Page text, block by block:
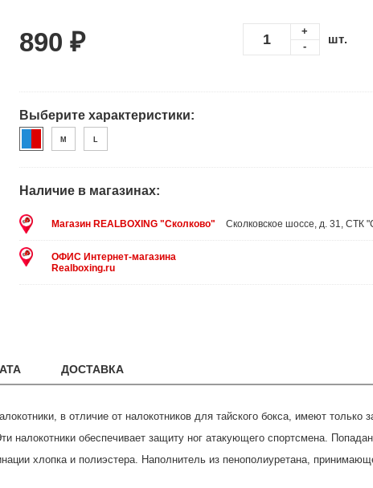
890 ₽
+
-
шт.
Выберите характеристики:
M L
Наличие в магазинах:
Магазин REALBOXING "Сколково" Сколковское шоссе, д. 31, СТК
ОФИС Интернет-магазина
Realboxing.ru
ДОСТАВКА
в отличие от налокотников для тайского бокса, имеют только
обеспечивает защиту ног атакующего спортсмена.
хлопка и полиэстера. Наполнитель из пенополиуретана,